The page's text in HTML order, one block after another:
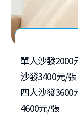
單人沙發2000
沙發3400元/張
四人沙發
4600元/張